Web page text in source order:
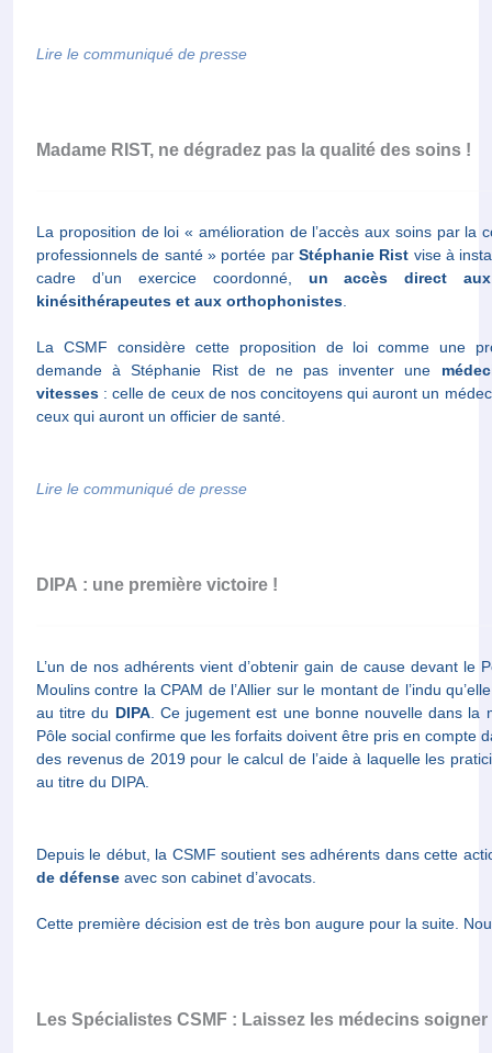
Lire le communiqué de presse
Madame RIST, ne dégradez pas la qualité des soins !
La proposition de loi « amélioration de l’accès aux soins par la
professionnels de santé » portée par Stéphanie Rist vise à
cadre d’un exercice coordonné, un accès direct
kinésithérapeutes et aux orthophonistes
La CSMF considère cette proposition de loi comme une
demande à Stéphanie Rist de ne pas inventer une
vitesses : celle de ceux de nos concitoyens qui auront un
ceux qui auront un officier de santé.
Lire le communiqué de presse
DIPA : une première victoire !
L’un de nos adhérents vient d’obtenir gain de cause devant le
Moulins contre la CPAM de l’Allier sur le montant de l’indu
au titre du DIPA. Ce jugement est une bonne nouvelle dans la
Pôle social confirme que les forfaits doivent être pris en compte
des revenus de 2019 pour le calcul de l’aide à laquelle les
au titre du DIPA.
Depuis le début, la CSMF soutient ses adhérents dans cette
de défense avec son cabinet d’avocats.
Cette première décision est de très bon augure pour la suite.
Les Spécialistes CSMF : Laissez les médecins